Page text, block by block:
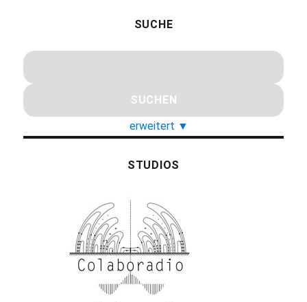
SUCHE
erweitert ▼
STUDIOS